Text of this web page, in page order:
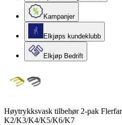
Kampanjer
Elkjøps kundeklubb
Elkjøp Bedrift
Høytrykksvask tilbehør 2-pak
K2/K3/K4/K5/K6/K7